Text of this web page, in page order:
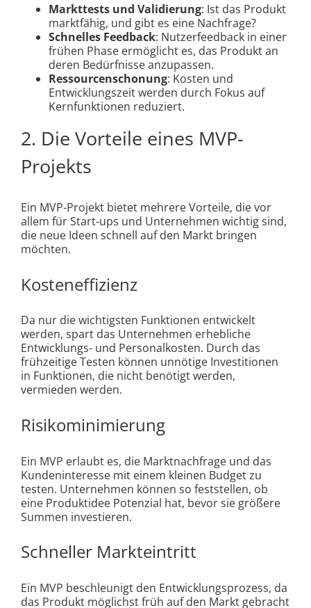
Markttests und Validierung: Ist das Produkt
marktfähig, und gibt es eine Nachfrage?
Schnelles Feedback: Nutzerfeedback in einer
frühen Phase ermöglicht es, das Produkt an
deren Bedürfnisse anzupassen.
Ressourcenschonung: Kosten und
Entwicklungszeit werden durch Fokus auf
Kernfunktionen reduziert.
2. Die Vorteile eines MVP-
Projekts
Ein MVP-Projekt bietet mehrere Vorteile, die vor
allem für Start-ups und Unternehmen wichtig sind,
die neue Ideen schnell auf den Markt bringen
möchten.
Kosteneffizienz
Da nur die wichtigsten Funktionen entwickelt
werden, spart das Unternehmen erhebliche
Entwicklungs- und Personalkosten. Durch das
frühzeitige Testen können unnötige Investitionen
in Funktionen, die nicht benötigt werden,
vermieden werden.
Risikominimierung
Ein MVP erlaubt es, die Marktnachfrage und das
Kundeninteresse mit einem kleinen Budget zu
testen. Unternehmen können so feststellen, ob
eine Produktidee Potenzial hat, bevor sie größere
Summen investieren.
Schneller Markteintritt
Ein MVP beschleunigt den Entwicklungsprozess, da
das Produkt möglichst früh auf den Markt gebracht